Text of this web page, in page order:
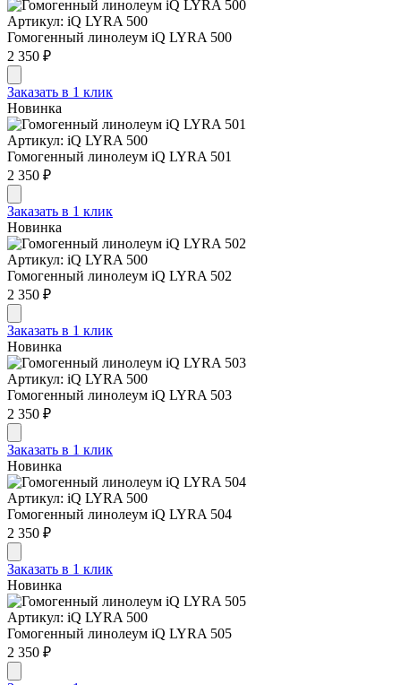
Артикул: iQ LYRA 500
Гомогенный линолеум iQ LYRA 500
2 350 ₽
Заказать в 1 клик
Новинка
Артикул: iQ LYRA 500
Гомогенный линолеум iQ LYRA 501
2 350 ₽
Заказать в 1 клик
Новинка
Артикул: iQ LYRA 500
Гомогенный линолеум iQ LYRA 502
2 350 ₽
Заказать в 1 клик
Новинка
Артикул: iQ LYRA 500
Гомогенный линолеум iQ LYRA 503
2 350 ₽
Заказать в 1 клик
Новинка
Артикул: iQ LYRA 500
Гомогенный линолеум iQ LYRA 504
2 350 ₽
Заказать в 1 клик
Новинка
Артикул: iQ LYRA 500
Гомогенный линолеум iQ LYRA 505
2 350 ₽